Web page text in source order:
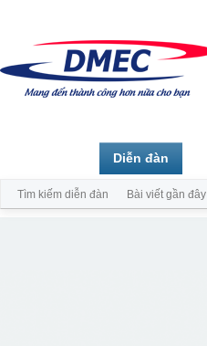
Diễn đàn
Tìm kiếm diễn đàn Bài viết gần đây